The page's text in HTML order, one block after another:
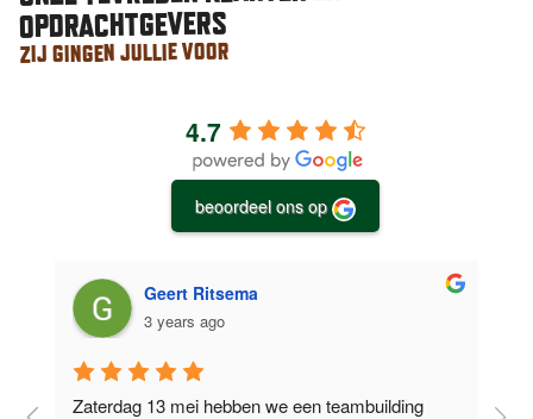
OPDRACHTGEVERS
ZIJ GINGEN JULLIE VOOR
4.7
beoordeel ons op
Geert Ritsema
3 years ago
Zaterdag 13 mei hebben we een teambuilding